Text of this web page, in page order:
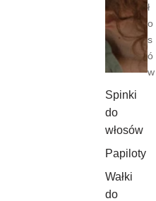
ł
o
s
ó
w
Spinki
do
włosów
Papiloty
Wałki
do